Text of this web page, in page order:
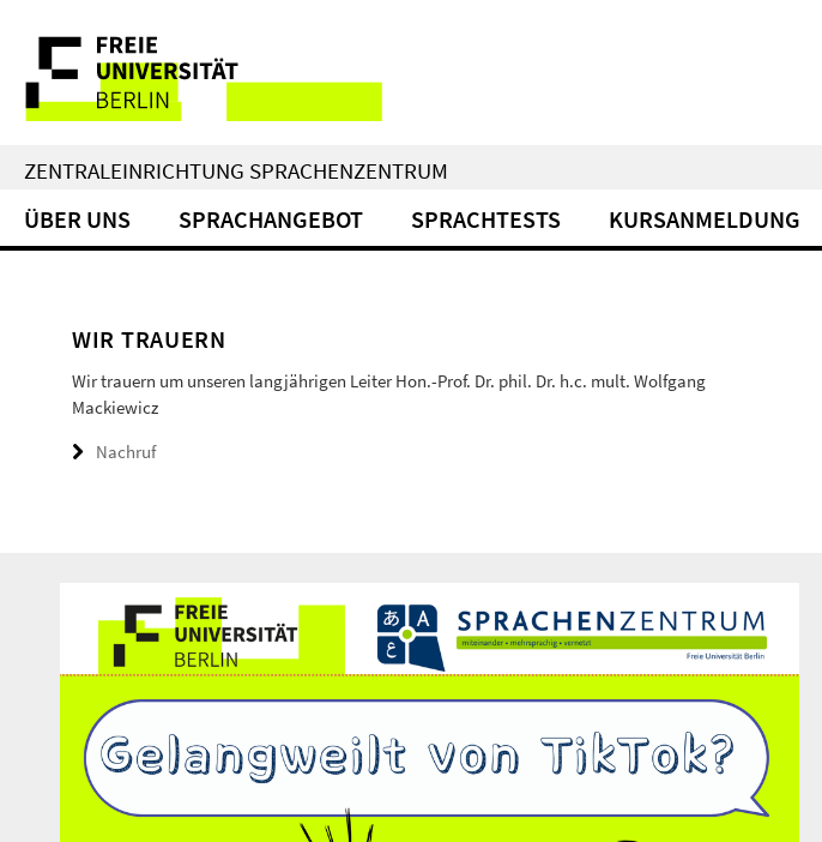
direkt
Inhalt
Service-
Navigation
ZENTRALEINRICHTUNG SPRACHENZENTRUM
ÜBER UNS SPRACHANGEBOT SPRACHTESTS KURSANMELDUNG
WIR TRAUERN
Wir trauern um unseren langjährigen Leiter Hon.-Prof. Dr. phil. Dr. h.c. mult. Wolfgang
Mackiewicz
Nachruf